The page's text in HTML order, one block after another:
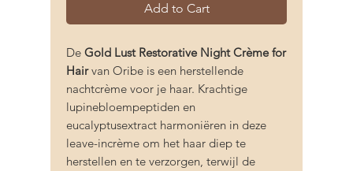
Add to Cart
De Gold Lust Restorative Night Crème for
Hairvan Oribe is een herstellende
nachtcrème voor je haar. Krachtige
lupinebloempeptiden en
eucalyptusextract harmoniëren in deze
leave-incrème om het haar diep te
herstellen en te verzorgen, terwijl de